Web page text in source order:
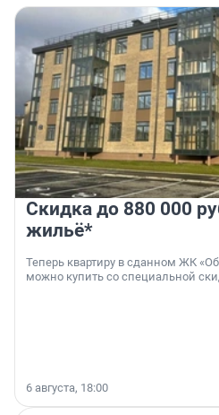
Скидка до 880 000
жильё*
Теперь квартиру в сданном ЖК
можно купить со специальной
6 августа, 18:00